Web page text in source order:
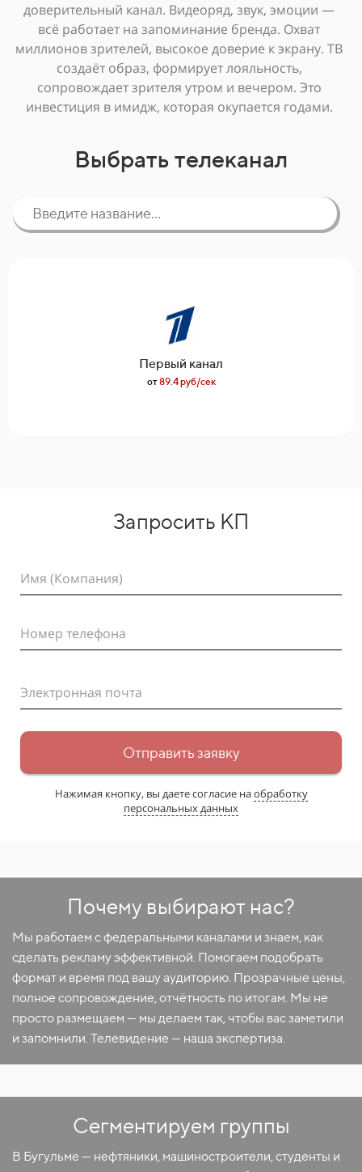
доверительный канал. Видеоряд, звук, эмоции —
всё работает на запоминание бренда. Охват
миллионов зрителей, высокое доверие к экрану. ТВ
создаёт образ, формирует лояльность,
сопровождает зрителя утром и вечером. Это
инвестиция в имидж, которая окупается годами.
Выбрать телеканал
Первый канал
от89.4 руб/сек
Запросить КП
Имя (Компания)
Номер телефона
Электронная почта
Отправить заявку
Нажимая кнопку, вы даете согласие наобработку
персональных данных
Почему выбирают нас?
Мы работаем с федеральными каналами и знаем, как
сделать рекламу эффективной. Помогаем подобрать
формат и время под вашу аудиторию. Прозрачные цены,
полное сопровождение, отчётность по итогам. Мы не
просто размещаем — мы делаем так, чтобы вас заметили
и запомнили. Телевидение — наша экспертиза.
Сегментируем группы
В Бугульме — нефтяники, машиностроители, студенты и